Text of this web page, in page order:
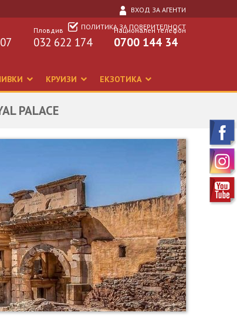
ВХОД ЗА АГЕНТИ
ПОЛИТИКА ЗА ПОВЕРИТЕЛНОСТ
Национален телефон
0700 144 34
Пловдив
032 622 174
КРУИЗИ ЕКЗОТИКА
PALACE